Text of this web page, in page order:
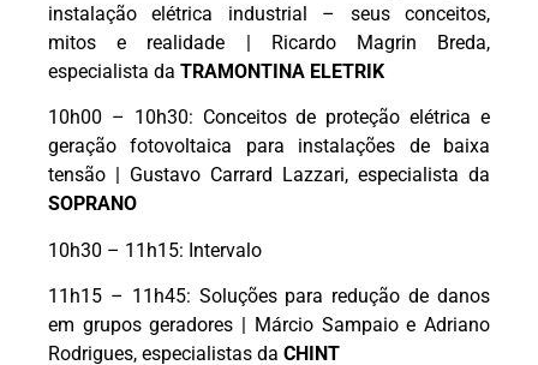
instalação elétrica industrial – seus conceitos,
mitos e realidade | Ricardo Magrin Breda,
especialista da TRAMONTINA ELETRIK
10h00 – 10h30: Conceitos de proteção elétrica e
geração fotovoltaica para instalações de baixa
tensão | Gustavo Carrard Lazzari, especialista da
SOPRANO
10h30 – 11h15: Intervalo
11h15 – 11h45: Soluções para redução de danos
em grupos geradores | Márcio Sampaio e Adriano
Rodrigues, especialistas da CHINT